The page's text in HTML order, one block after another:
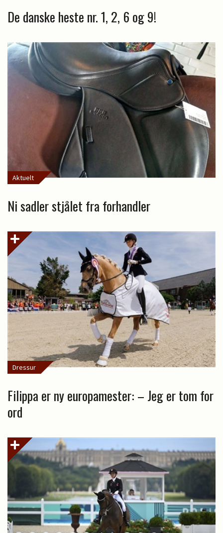
De danske heste nr. 1, 2, 6 og 9!
Aktuelt
Ni sadler stjålet fra forhandler
Dressur
Filippa er ny europamester: – Jeg er tom for
ord